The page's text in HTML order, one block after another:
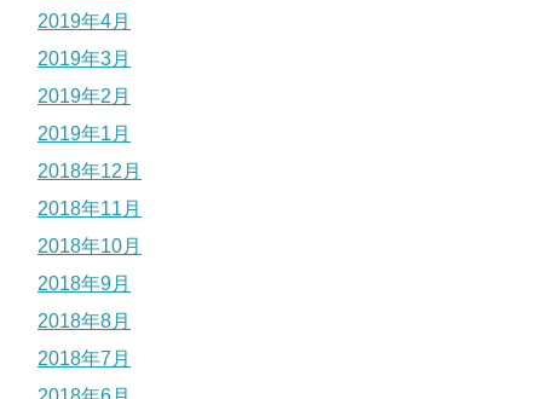
2019年4月
2019年3月
2019年2月
2019年1月
2018年12月
2018年11月
2018年10月
2018年9月
2018年8月
2018年7月